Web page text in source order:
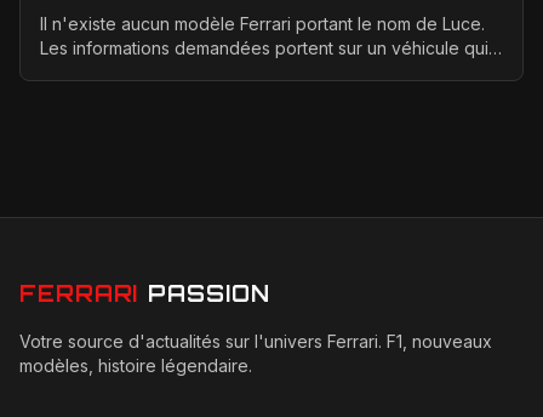
Il n'existe aucun modèle Ferrari portant le nom de Luce.
Les informations demandées portent sur un véhicule qui
FERRARI PASSION
Votre source d'actualités sur l'univers Ferrari. F1, nouveaux
modèles, histoire légendaire.